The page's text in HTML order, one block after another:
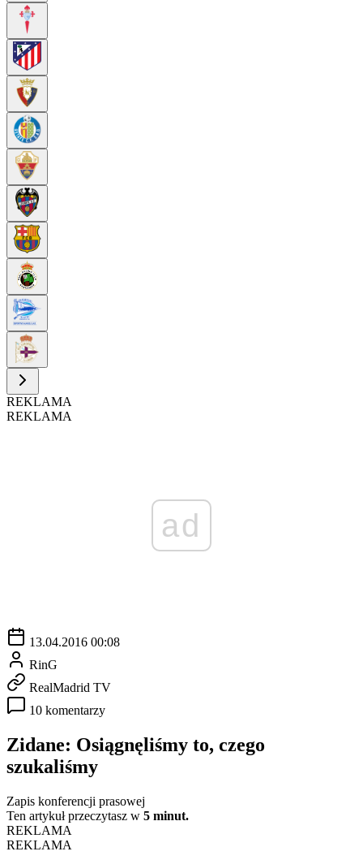
REKLAMA
REKLAMA
ad
13.04.2016 00:08
RinG
RealMadrid TV
10 komentarzy
Zidane: Osiągnęliśmy to, czego
szukaliśmy
Zapis konferencji prasowej
Ten artykuł przeczytasz w 5 minut.
REKLAMA
REKLAMA